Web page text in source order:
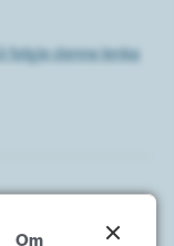
følgje denne lenka
Om